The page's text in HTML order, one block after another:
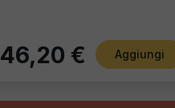
46,20 € Aggiungi